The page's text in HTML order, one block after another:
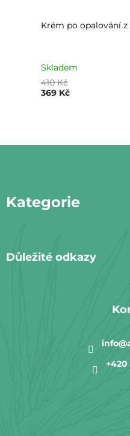
Krém po opalování z
Skladem
410 Kč
369 Kč
aKategorie
Důležité odkazy
info@
+420